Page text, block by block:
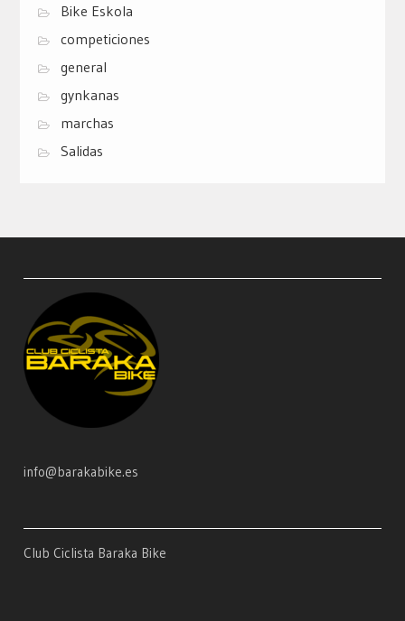
Bike Eskola
competiciones
general
gynkanas
marchas
Salidas
info@barakabike.es
Club Ciclista Baraka Bike